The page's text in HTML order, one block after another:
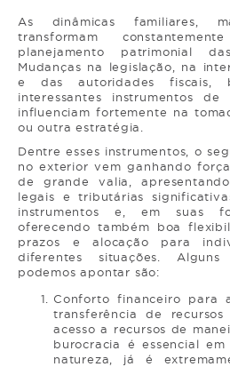
As dinâmicas familiares,
transformam
planejamento patrimonial
Mudanças na legislação, na
e das autoridades fiscais,
interessantes instrumentos de
influenciam fortemente na
ou outra estratégia.
Dentre esses instrumentos, o
no exterior vem ganhando
de grande valia,
legais e tributárias
instrumentos e, em suas
oferecendo também boa
prazos e alocação para
diferentes situações.
podemos apontar são:
Conforto financeiro para
transferência de
acesso a recursos de
burocracia é essencial
natureza, já é